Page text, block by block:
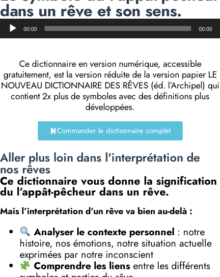
dans un rêve et son sens.
Lecteur
audio00:00 00:00
Ce dictionnaire en version numérique, accessible
gratuitement, est la version réduite de la version papier LE
NOUVEAU DICTIONNAIRE DES RÊVES (éd. l’Archipel) qui
contient 2x plus de symboles avec des définitions plus
développées.
Commander le dictionnaire complet
Aller plus loin dans l'interprétation de
nos rêves
Ce dictionnaire vous donne la signification
du l’appât-pêcheur dans un rêve.
Mais l’interprétation d’un rêve va bien au-delà :
Analyser le contexte personnel: notre
histoire, nos émotions, notre situation actuelle
exprimées par notre inconscient
Comprendre les liensentre les différents